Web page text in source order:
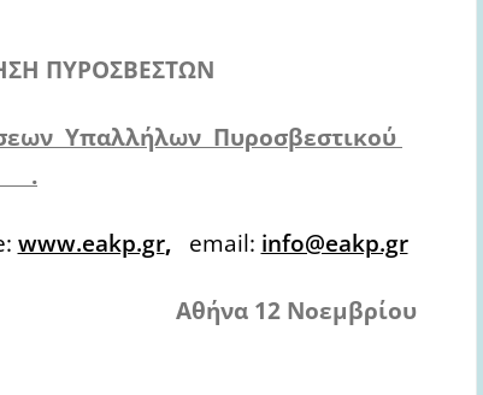
ΠΥΡΟΣΒΕΣΤΩΝ
Υπαλλήλων Πυροσβεστικού
.
www.eakp.gr, email: info@eakp.gr
Αθήνα 12 Νοεμβρίου